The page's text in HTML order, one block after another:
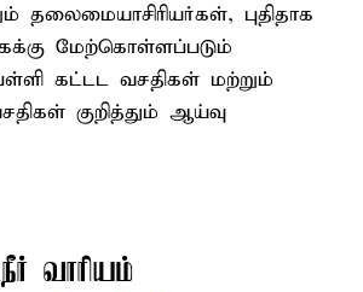
தலைமையாசிரியர்கள், புதிதாக
மேற்கொள்ளப்படும்
கட்டட வசதிகள் மற்றும்
குறித்தும் ஆய்வு
வாரியம்